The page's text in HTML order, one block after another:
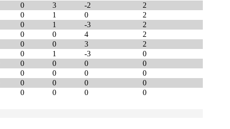
0 3 -2
2
0 1 0
2
0 1 -3
2
0 0 4
2
0 0 3
2
0 1 -3
0
0 0 0
0
0 0 0
0
0 0 0
0
0 0 0 0